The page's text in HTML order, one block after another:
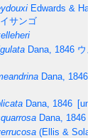
Edwards &
サンゴ
Dana, 1846 ウ
Dana, 1846
Dana, 1846
Dana, 1846
(Ellis &